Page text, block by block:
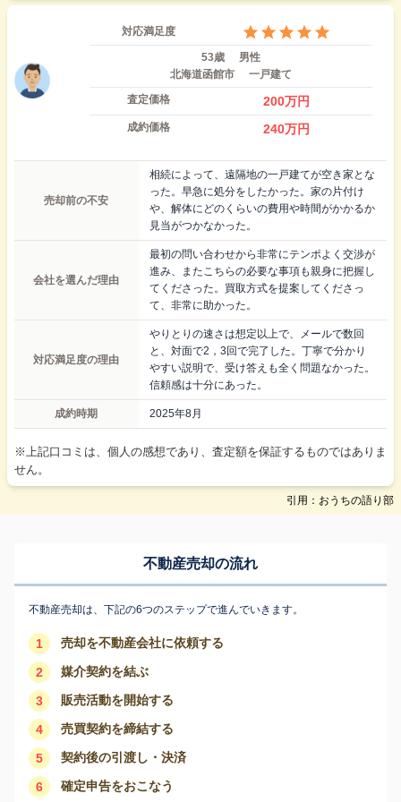
対応満足度
53歳
男性
北海道函館市
一戸建て
査定価格
200万円
成約価格 240万円
売却前の不安
相続によって、遠隔地の一戸建てが空き家とな
った。早急に処分をしたかった。家の片付け
や、解体にどのくらいの費用や時間がかかるか
見当がつかなかった。
会社を選んだ理由
最初の問い合わせから非常にテンポよく交渉が
進み、またこちらの必要な事項も親身に把握し
てくださった。買取方式を提案してくださっ
て、非常に助かった。
対応満足度の理由
やりとりの速さは想定以上で、メールで数回
と、対面で2，3回で完了した。丁寧で分かり
やすい説明で、受け答えも全く問題なかった。
信頼感は十分にあった。
成約時期 2025年8月
※上記口コミは、個人の感想であり、査定額を保証するものではありま
せん。
引用：おうちの語り部
不動産売却の流れ
不動産売却は、下記の6つのステップで進んでいきます。
1 売却を不動産会社に依頼する
2 媒介契約を結ぶ
3 販売活動を開始する
4 売買契約を締結する
5 契約後の引渡し・決済
6 確定申告をおこなう